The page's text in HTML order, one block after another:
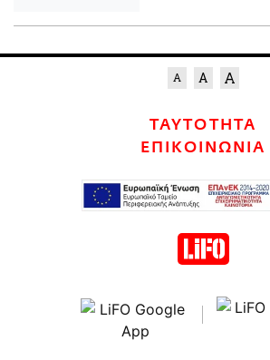
ΤΑΥΤΟΤΗΤΑ
ΕΠΙΚΟΙΝΩΝΙΑ